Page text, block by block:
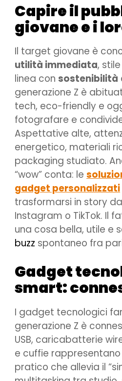
Capire il
giovane e i
Il target giovane è
utilità immediata,
linea con sostenibilità
generazione Z è
tech, eco-friendly e
fotografare e
Aspettative alte,
energetico, materiali
packaging studiato.
“wow” conta: le
gadget personalizzati
trasformarsi in story
Instagram o TikTok. Il
una cosa bella, utile e
buzz spontaneo fra
Gadget
smart:
I gadget tecnologici
generazione Z è
USB, caricabatterie
e cuffie
pratico che allevia il